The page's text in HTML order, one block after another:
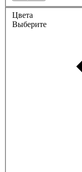
Цвета
Выберите